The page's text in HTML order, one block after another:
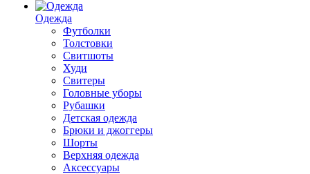
Одежда
Футболки
Толстовки
Свитшоты
Худи
Свитеры
Головные уборы
Рубашки
Детская одежда
Брюки и джоггеры
Шорты
Верхняя одежда
Аксессуары